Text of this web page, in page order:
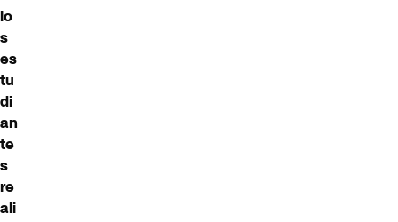
lo
s
es
tu
di
an
te
s
re
ali